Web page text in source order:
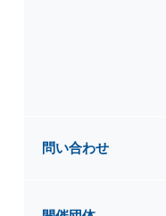
問い合わせ